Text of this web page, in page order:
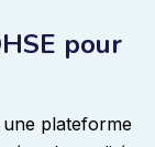
pour
plateforme